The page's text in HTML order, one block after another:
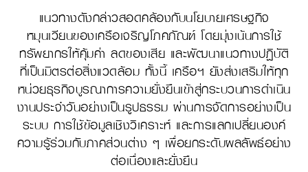
แนวทางดังกล่าวสอดคล้องกับนโยบายเศรษฐกิจ
หมุนเวียนของเครือเจริญโภคภัณฑ์ โดยมุ่งเน้นการใช้
ทรัพยากรให้คุ้มค่า ลดของเสีย และพัฒนาแนวทางปฏิบัติ
ที่เป็นมิตรต่อสิ่งแวดล้อม ทั้งนี้ เครือฯ ยังส่งเสริมให้ทุก
หน่วยธุรกิจบูรณาการความยั่งยืนเข้าสู่กระบวนการดำเนิน
งานประจำวันอย่างเป็นรูปธรรม ผ่านการจัดการอย่างเป็น
ระบบ การใช้ข้อมูลเชิงวิเคราะห์ และการแลกเปลี่ยนองค์
ความรู้ร่วมกับภาคส่วนต่าง ๆ เพื่อยกระดับผลลัพธ์อย่าง
ต่อเนื่องและยั่งยืน